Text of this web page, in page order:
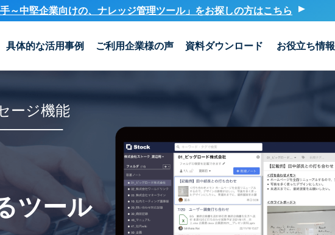
～中堅企業向けの、ナレッジ管理ツール」をお探しの方はこちら
具体的な活用事例 ご利用企業様の声 資料ダウンロード お役立ち情報
ージ機能
ツール